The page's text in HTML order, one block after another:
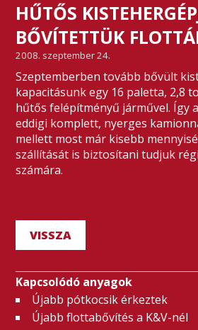
HŰTŐS
BŐVÍTETTÜK
2008. szeptember 24.
Szeptemberben tovább bővült
kapacitásunk egy 16 paletta, 2,8
hűtős felépítményű járművel.
eddigi komplett, nyerges
mellett most már kisebb
szállítását is biztosítani tudjuk
számára.
VISSZA
Kapcsolódó anyagok
Újabb pótkocsik érkeztek
Újabb flottabővítés a K&V-nél